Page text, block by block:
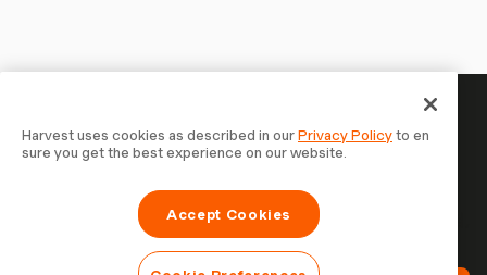
당신의 시간은 기록할 가치가 있
습니다 — 지금 시작하세요
Harvest로 시간을 추적하고, 고객에게 청구하고, 더 빠르게
결제를 받는 70,000개 이상의 기업에 합류하세요. 무료 체험,
Harvest uses cookies as described in ourPrivacy Policyto en
sure you get the best experience on our website.
Accept Cookies